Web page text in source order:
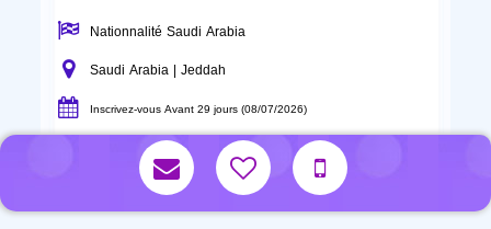
Nationnalité Saudi Arabia
Saudi Arabia | Jeddah
Inscrivez-vous Avant 29 jours (08/07/2026)